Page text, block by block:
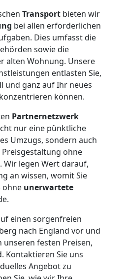
Transport bieten wir
bei allen erforderlichen
Dies umfasst die
sowie die
alten Wohnung. Unsere
entlasten Sie,
und ganz auf Ihr neues
können.
Partnernetzwerk
nur eine pünktliche
Umzugs, sondern auch
ohne
Wir legen Wert darauf,
an wissen, womit Sie
ohne unerwartete
einen sorgenfreien
nach England vor und
unseren festen Preisen,
Kontaktieren Sie uns
Angebot zu